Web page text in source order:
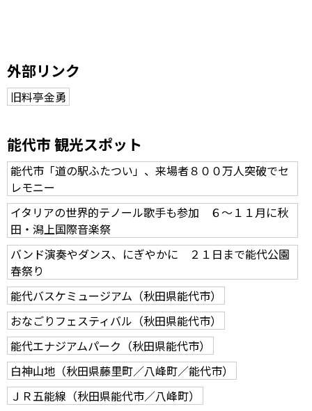
外部リンク
旧料亭金勇
能代市 観光スポット
能代市「道の駅ふたつい」、来場者８００万人突破でセ
レモニー
イタリアの世界的テノール歌手も参加 ６～１１月に秋
田・潟上国際音楽祭
バンド演奏やダンス、にぎやかに ２１日まで能代公園
春祭り
能代バスケミュージアム（秋田県能代市）
おなごりフェスティバル（秋田県能代市）
能代エナジアムパーク（秋田県能代市）
白神山地（秋田県藤里町／八峰町／能代市）
ＪＲ五能線（秋田県能代市／八峰町）